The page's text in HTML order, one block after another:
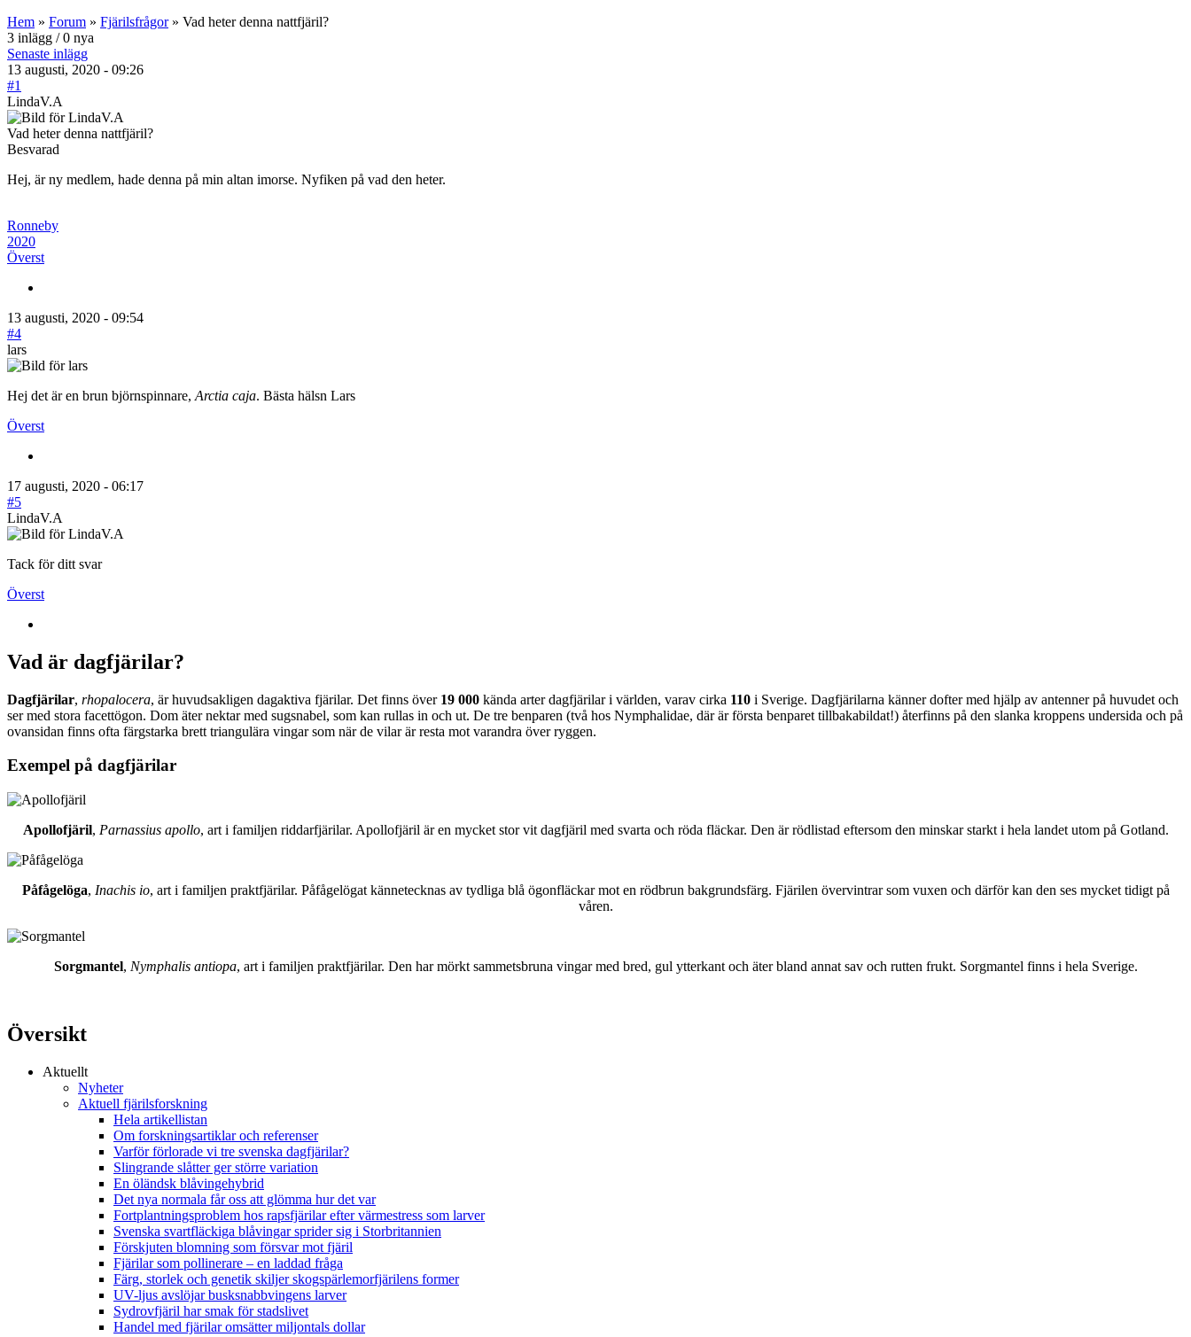
Hem » Forum » Fjärilsfrågor» Vad heter denna nattfjäril?
3 inlägg / 0 nya
Senaste inlägg
13 augusti, 2020 - 09:26
#1
LindaV.A
Vad heter denna nattfjäril?
Besvarad
Hej, är ny medlem, hade denna på min altan imorse. Nyfiken på vad den heter.
Ronneby
2020
Överst
13 augusti, 2020 - 09:54
#4
lars
Hej det är en brun björnspinnare, Arctia caja. Bästa hälsn Lars
Överst
17 augusti, 2020 - 06:17
#5
LindaV.A
Tack för ditt svar
Överst
Vad är dagfjärilar?
Dagfjärilar, rhopalocera, är huvudsakligen dagaktiva fjärilar. Det finns över 19 000 kända arter dagfjärilar i världen, varav cirka 110 i Sverige. Dagfjärilarna känner dofter med hjälp av antenner på huvudet och
ser med stora facettögon. Dom äter nektar med sugsnabel, som kan rullas in och ut. De tre benparen (två hos Nymphalidae, där är första benparet tillbakabildat!) återfinns på den slanka kroppens undersida och på
ovansidan finns ofta färgstarka brett triangulära vingar som när de vilar är resta mot varandra över ryggen.
Exempel på dagfjärilar
Apollofjäril, Parnassius apollo, art i familjen riddarfjärilar. Apollofjäril är en mycket stor vit dagfjäril med svarta och röda fläckar. Den är rödlistad eftersom den minskar starkt i hela landet utom på Gotland.
Påfågelöga, Inachis io, art i familjen praktfjärilar. Påfågelögat kännetecknas av tydliga blå ögonfläckar mot en rödbrun bakgrundsfärg. Fjärilen övervintrar som vuxen och därför kan den ses mycket tidigt på
våren.
Sorgmantel, Nymphalis antiopa, art i familjen praktfjärilar. Den har mörkt sammetsbruna vingar med bred, gul ytterkant och äter bland annat sav och rutten frukt. Sorgmantel finns i hela Sverige.
Översikt
Aktuellt
Nyheter
Aktuell fjärilsforskning
Hela artikellistan
Om forskningsartiklar och referenser
Varför förlorade vi tre svenska dagfjärilar?
Slingrande slåtter ger större variation
En öländsk blåvingehybrid
Det nya normala får oss att glömma hur det var
Fortplantningsproblem hos rapsfjärilar efter värmestress som larver
Svenska svartfläckiga blåvingar sprider sig i Storbritannien
Förskjuten blomning som försvar mot fjäril
Fjärilar som pollinerare – en laddad fråga
Färg, storlek och genetik skiljer skogspärlemorfjärilens former
UV-ljus avslöjar busksnabbvingens larver
Sydrovfjäril har smak för stadslivet
Handel med fjärilar omsätter miljontals dollar